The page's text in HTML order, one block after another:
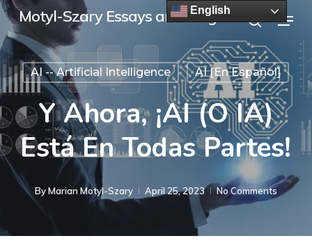
Skip
to
main
content
Motyl-Szary Essays and Blogs Menu
AI -- Artificial Intelligence AI [en Español]
Y Ahora, ¡AI (o IA)
Está En Todas Partes!
ByMarian Motyl-Szary April 25, 2023 No Comments
English